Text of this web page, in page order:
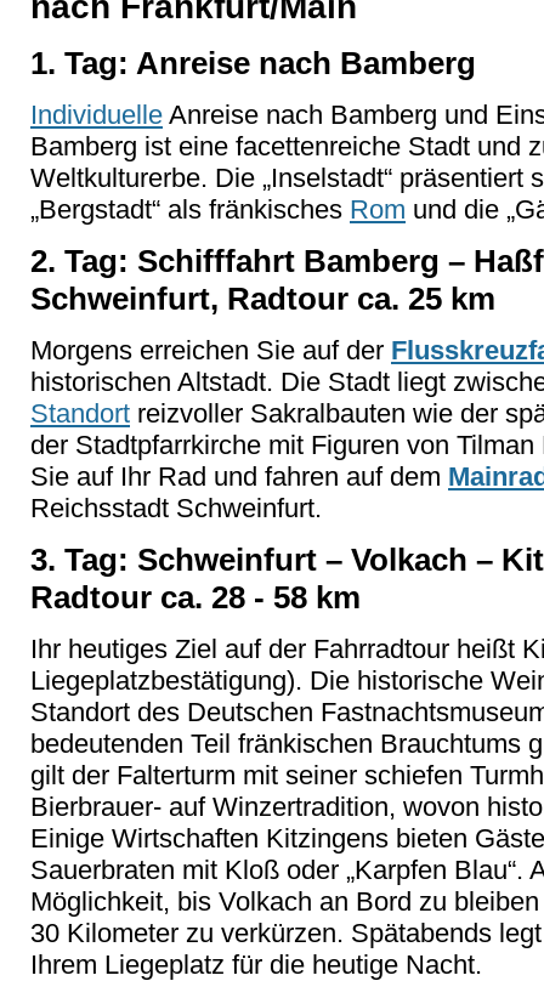
1. Tag: Anreise nach Bamberg
Individuelle Anreise nach Bamberg und
Bamberg ist eine facettenreiche Stadt und
Weltkulturerbe. Die „Inselstadt“ präsentiert
„Bergstadt“ als fränkisches Rom und die „G
2. Tag: Schifffahrt Bamberg – Ha
Schweinfurt, Radtour ca. 25 km
Morgens erreichen Sie auf der
historischen Altstadt. Die Stadt liegt
Standort reizvoller Sakralbauten wie der
der Stadtpfarrkirche mit Figuren von
Sie auf Ihr Rad und fahren auf dem
Reichsstadt Schweinfurt.
3. Tag: Schweinfurt – Volkach –
Radtour ca. 28 - 58 km
Ihr heutiges Ziel auf der Fahrradtour heißt
Liegeplatzbestätigung). Die historische
Standort des Deutschen
bedeutenden Teil fränkischen Brauchtums
gilt der Falterturm mit seiner schiefen
Bierbrauer- auf Winzertradition, wovon
Einige Wirtschaften Kitzingens bieten
Sauerbraten mit Kloß oder „Karpfen Blau“.
Möglichkeit, bis Volkach an Bord zu
30 Kilometer zu verkürzen. Spätabends
Ihrem Liegeplatz für die heutige Nacht.